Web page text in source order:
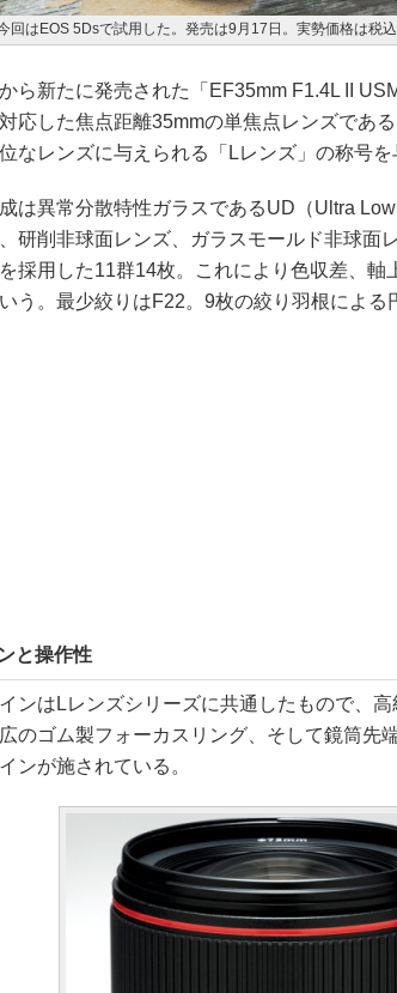
回はEOS 5Dsで試用した。発売は9月17日。実勢価格は税
ら新たに発売された「EF35mm F1.4L II
応した焦点距離35mmの単焦点レンズであ
なレンズに与えられる「Lレンズ」の称号を
は異常分散特性ガラスであるUD（Ultra
研削非球面レンズ、ガラスモールド非球面
採用した11群14枚。これにより色収差、軸
う。最少絞りはF22。9枚の絞り羽根による
と操作性
ンはLレンズシリーズに共通したもので、
のゴム製フォーカスリング、そして鏡筒先
ンが施されている。